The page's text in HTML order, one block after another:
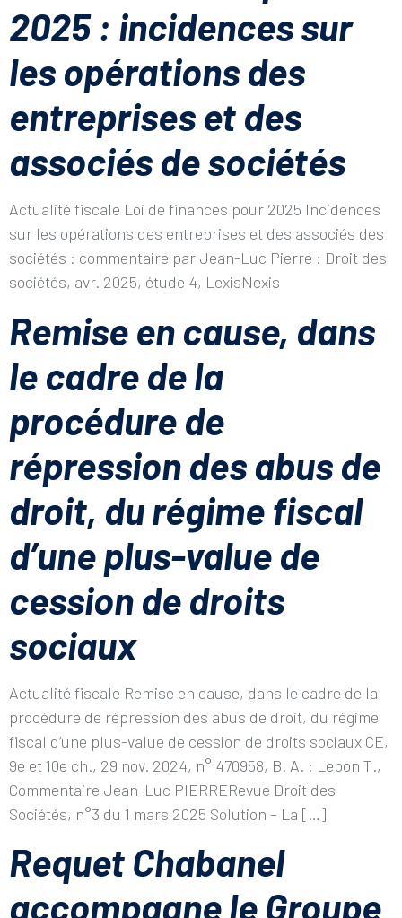
2025 : incidences sur
les opérations des
entreprises et des
associés de sociétés
Actualité fiscale Loi de finances pour 2025 Incidences
sur les opérations des entreprises et des associés des
sociétés : commentaire par Jean-Luc Pierre : Droit des
sociétés, avr. 2025, étude 4, LexisNexis
Remise en cause, dans
le cadre de la
procédure de
répression des abus de
droit, du régime fiscal
d’une plus-value de
cession de droits
sociaux
Actualité fiscale Remise en cause, dans le cadre de la
procédure de répression des abus de droit, du régime
fiscal d’une plus-value de cession de droits sociaux CE,
9e et 10e ch., 29 nov. 2024, n° 470958, B. A. : Lebon T.,
Commentaire Jean-Luc PIERRERevue Droit des
Sociétés, n°3 du 1 mars 2025 Solution – La […]
Requet Chabanel
accompagne le Groupe